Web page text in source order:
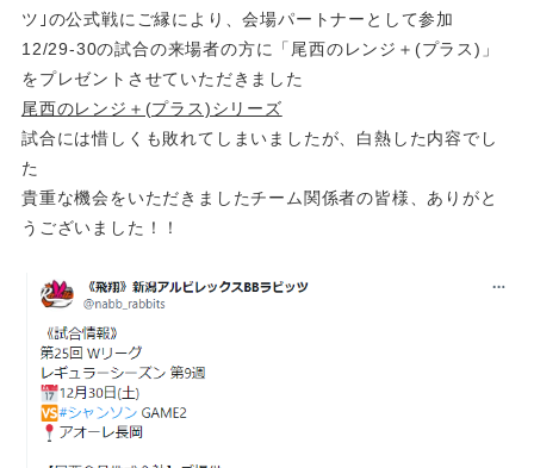
ツ｣の公式戦にご縁により、会場パートナーとして参加
12/29-30の試合の来場者の方に「尾西のレンジ＋(プラス)」
をプレゼントさせていただきました
尾西のレンジ＋(プラス)シリーズ
試合には惜しくも敗れてしまいましたが、白熱した内容でし
た
貴重な機会をいただきましたチーム関係者の皆様、ありがと
うございました！！